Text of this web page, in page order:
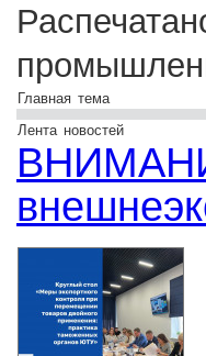
Главная тема
Лента новостей